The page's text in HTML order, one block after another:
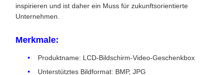
inspirieren und ist daher ein Muss für zukunftsorientierte
Unternehmen.
Merkmale:
Produktname: LCD-Bildschirm-Video-Geschenkbox
Unterstütztes Bildformat: BMP, JPG